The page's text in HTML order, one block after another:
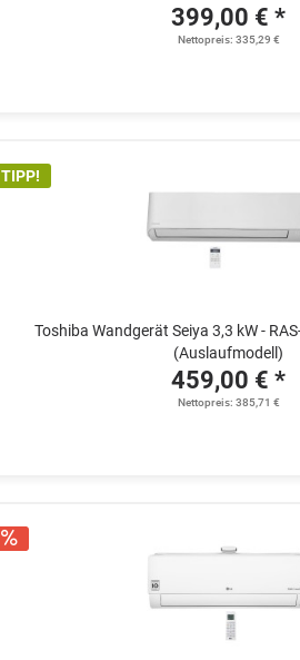
399,00 € *
Nettopreis: 335,29 €
TIPP!
Toshiba Wandgerät Seiya 3,3 kW -
(Auslaufmodell)
459,00 € *
Nettopreis: 385,71 €